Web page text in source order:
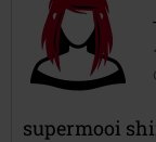
supermooi